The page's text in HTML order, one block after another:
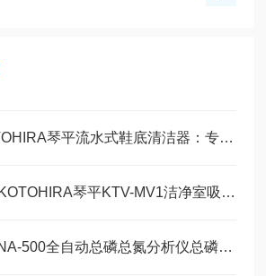
KSW-S02D KOTOHIRA琴平流水式鞋底清洁器：专业场景下的高效卫生解决方案
​ 无尘之选：日本KOTOHIRA琴平KTV-MV1洁净室吸尘器技术解析
HORIBA堀场TPNA-500全自动总磷总氮分析仪总磷检测光源H3070836001技术参数